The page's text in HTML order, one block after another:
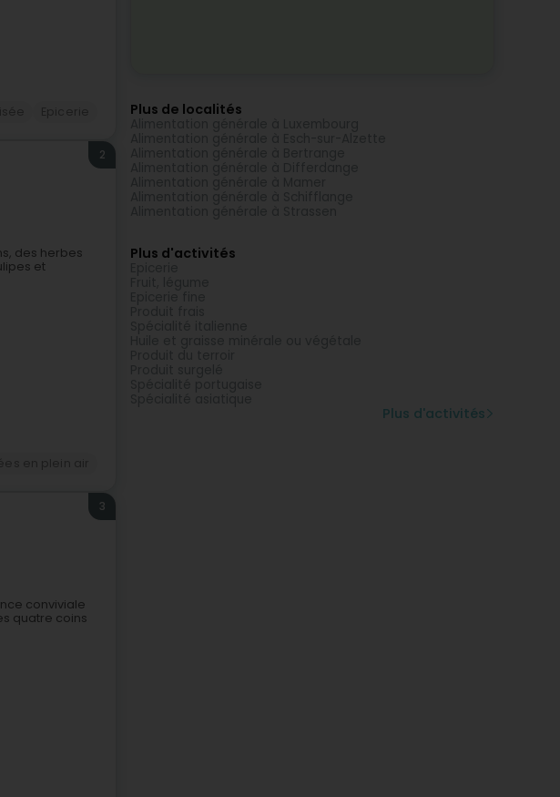
2
des herbes
et
3
conviviale
quatre coins
Plus de localités
Plus d'activités
Plus d'activités